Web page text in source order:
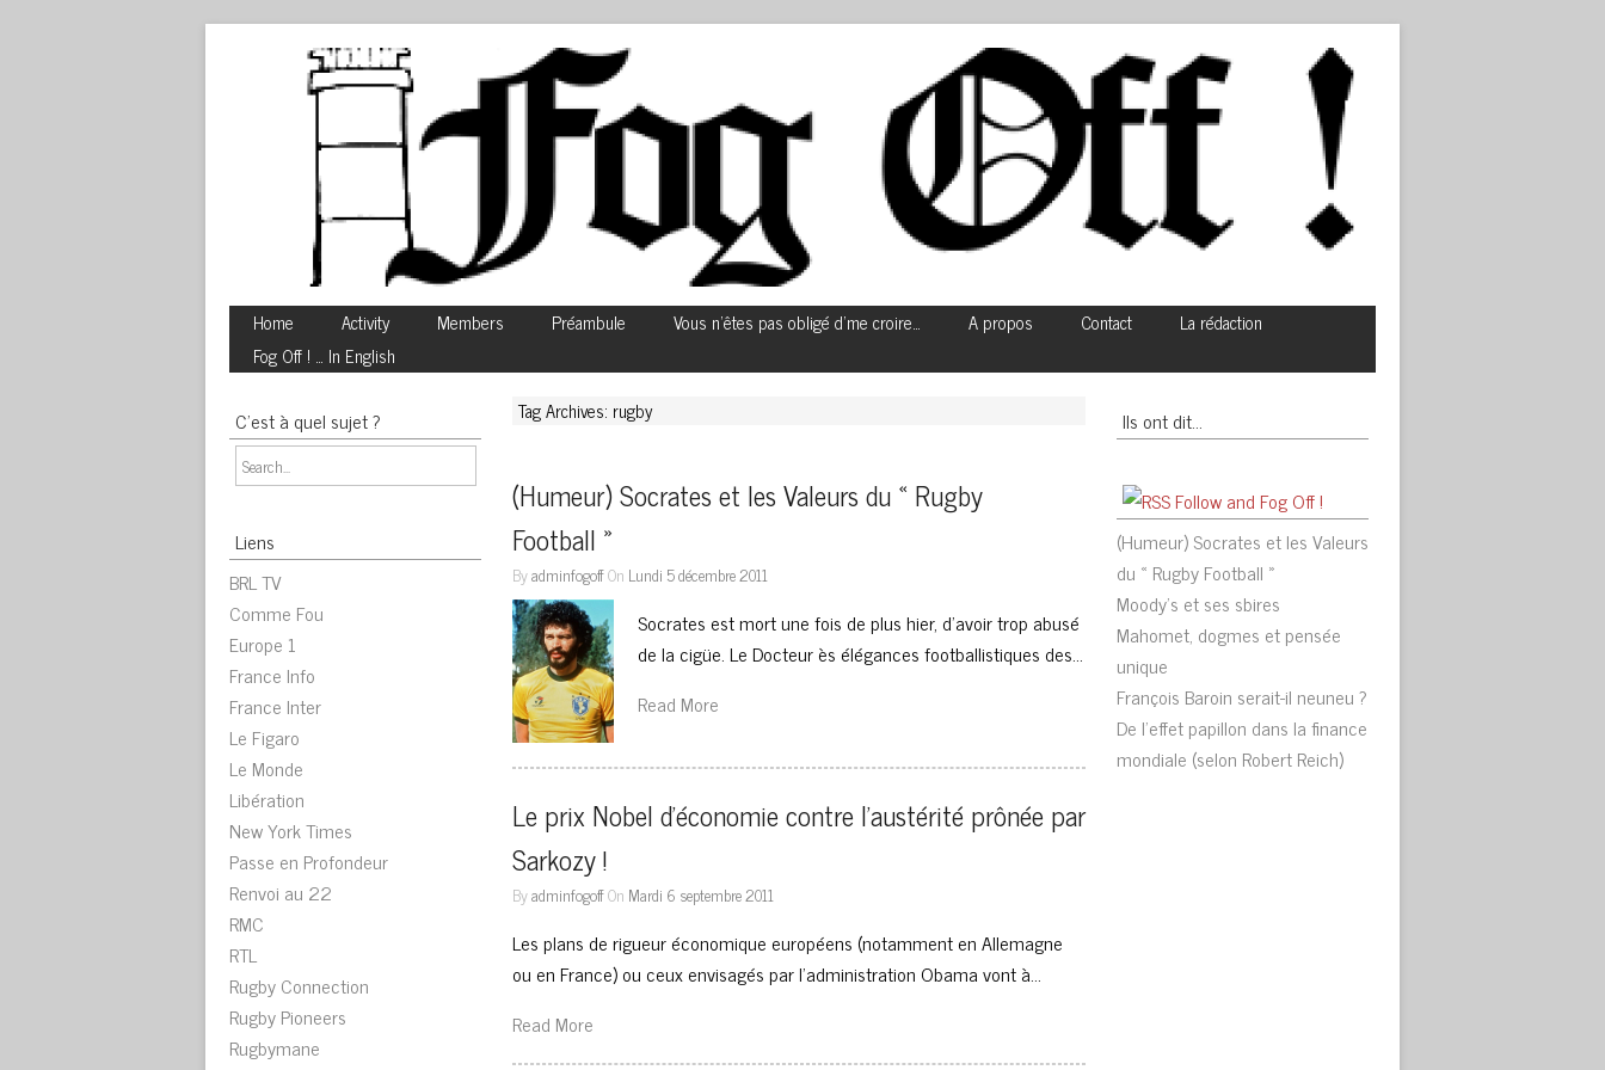
Home Activity Members Préambule Vous n’êtes pas obligé d’me croire… A propos Contact
La rédaction
Fog Off ! … In English
C’est à quel sujet ?
Liens
BRL TV
Comme Fou
Europe 1
France Info
France Inter
Le Figaro
Le Monde
Libération
New York Times
Passe en Profondeur
Renvoi au 22
RMC
RTL
Rugby Connection
Rugby Pioneers
Rugbymane
Tag Archives: rugby
(Humeur) Socrates et les Valeurs du « Rugby
Football »
ByadminfogoffOn Lundi 5 décembre 2011
Socrates est mort une fois de plus hier, d’avoir trop abusé
de la cigüe. Le Docteur ès élégances footballistiques des…
Read More
Le prix Nobel d’économie contre l’austérité prônée par
Sarkozy !
ByadminfogoffOn Mardi 6 septembre 2011
Les plans de rigueur économique européens (notamment en Allemagne
ou en France) ou ceux envisagés par l’administration Obama vont à…
Read More
Ils ont dit…
Follow and Fog Off !
(Humeur) Socrates et les Valeurs
du « Rugby Football »
Moody’s et ses sbires
Mahomet, dogmes et pensée
unique
François Baroin serait-il neuneu ?
De l’effet papillon dans la finance
mondiale (selon Robert Reich)